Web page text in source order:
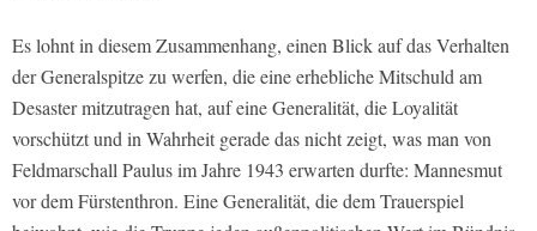
Es lohnt in diesem Zusammenhang, einen Blick auf das Verhalten
der Generalspitze zu werfen, die eine erhebliche Mitschuld am
Desaster mitzutragen hat, auf eine Generalität, die Loyalität
vorschützt und in Wahrheit gerade das nicht zeigt, was man von
Feldmarschall Paulus im Jahre 1943 erwarten durfte: Mannesmut
vor dem Fürstenthron. Eine Generalität, die dem Trauerspiel